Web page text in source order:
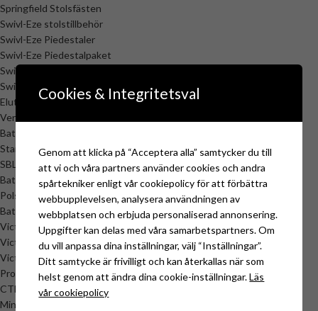
Springfield Stolsfästen
Swivl-Eze stolstillbehör
Swivl-Eze Piedestaler
Swivl-Eze Piedestalpaket
Swivl-Eze Stolsbasar
Swivl-Eze Stolsfästen
Elutrustning & Elsystem
Verktyg kontaktpressning
Batterier
Start/Förbrukningsbatterier AGM/Blysyra
SBL & Nordström Lithiumbatterier
Batterilådor & Tråg
Polskor
Batteriladdare
Victron
Victron Batteriladdare
Victron övrig elektronik
ProMariner ProSport Batteriladdare
CTEK Batteriladdare & Tillbehör
Minnkota Batteriladdare
Cookies & Integritetsval
Genom att klicka på “Acceptera alla” samtycker du till
att vi och våra partners använder cookies och andra
spårtekniker enligt vår cookiepolicy för att förbättra
webbupplevelsen, analysera användningen av
webbplatsen och erbjuda personaliserad annonsering.
Uppgifter kan delas med våra samarbetspartners. Om
du vill anpassa dina inställningar, välj “Inställningar”.
Ditt samtycke är frivilligt och kan återkallas när som
helst genom att ändra dina cookie-inställningar.Läs
vår cookiepolicy